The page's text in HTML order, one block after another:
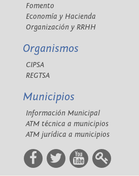
Fomento
Economía y Hacienda
Organización y RRHH
Organismos
CIPSA
REGTSA
Municipios
Información Municipal
ATM técnica a municipios
ATM jurídica a municipios